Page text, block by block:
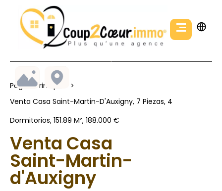
Página Principal
Venta Casa Saint-Martin-D'Auxigny, 7 Piezas, 4
Dormitorios, 151.89 M², 188.000 €
Venta Casa
Saint-Martin-
d'Auxigny